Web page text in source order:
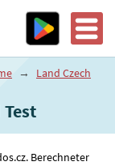
→
Land Czech
Berechneter